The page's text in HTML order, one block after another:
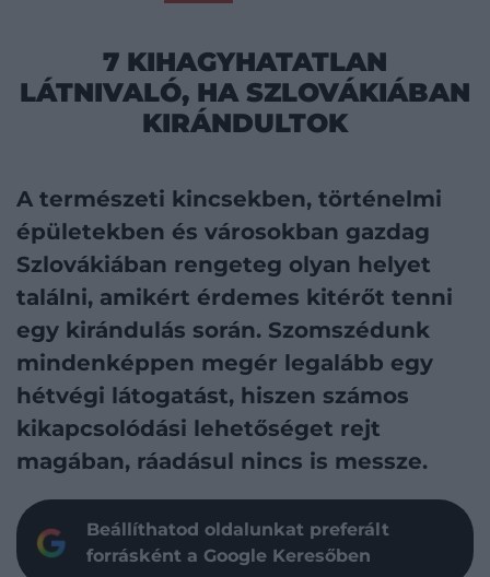
7 KIHAGYHATATLAN
LÁTNIVALÓ, HA SZLOVÁKIÁBAN
KIRÁNDULTOK
A természeti kincsekben, történelmi
épületekben és városokban gazdag
Szlovákiában rengeteg olyan helyet
találni, amikért érdemes kitérőt tenni
egy kirándulás során. Szomszédunk
mindenképpen megér legalább egy
hétvégi látogatást, hiszen számos
kikapcsolódási lehetőséget rejt
magában, ráadásul nincs is messze.
Beállíthatod oldalunkat preferált
forrásként a Google Keresőben